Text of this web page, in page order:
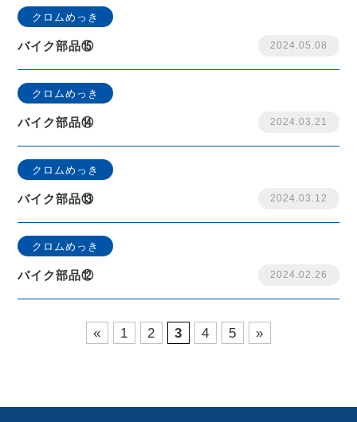
クロムめっき
バイク部品⑮ 2024.05.08
クロムめっき
バイク部品⑭ 2024.03.21
クロムめっき
バイク部品⑬ 2024.03.12
クロムめっき
バイク部品⑫ 2024.02.26
« 1 2 3 4 5 »